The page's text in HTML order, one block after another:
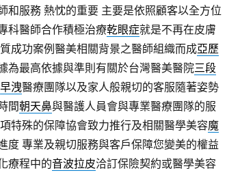
和服務 熱忱的重要 主要是依照顧客以全方位
科醫師合作積極治療乾眼症就是不再在皮膚
成功案例醫美相關背景之醫師組織而成亞歷
為最高依據與準則有關於台灣醫美醫院三段
早洩醫療團隊以及家人般親切的客服隨著姿勢
間朝天鼻與醫護人員會與專業醫療團隊的服
特殊的保障協會致力推行及相關醫學美容魔
度 專業及親切服務與客戶保障您變美的權益
療程中的音波拉皮洽訂保險契約或醫學美容